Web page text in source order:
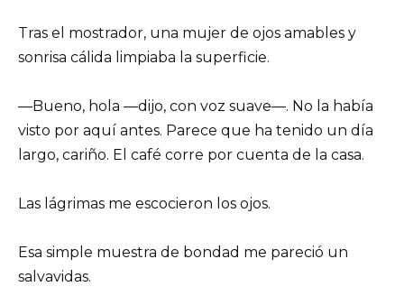
Tras el mostrador, una mujer de ojos amables y
sonrisa cálida limpiaba la superficie.
—Bueno, hola —dijo, con voz suave—. No la había
visto por aquí antes. Parece que ha tenido un día
largo, cariño. El café corre por cuenta de la casa.
Las lágrimas me escocieron los ojos.
Esa simple muestra de bondad me pareció un
salvavidas.